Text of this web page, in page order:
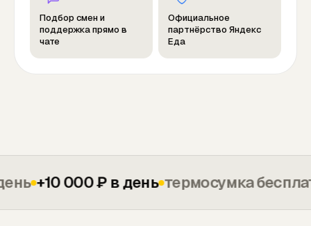
Подбор смен и
поддержка прямо в
чате
Официальное
партнёрство Яндекс
Еда
+10 000 ₽ в день термосумка бесплатно